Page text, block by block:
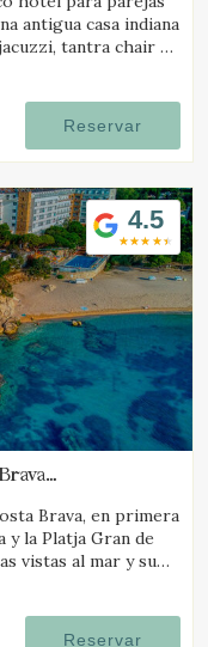
antigua casa indiana
tantra chair y
Reservar
4.5
Brava, en primera
y la Platja Gran de
vistas al mar y su
Reservar